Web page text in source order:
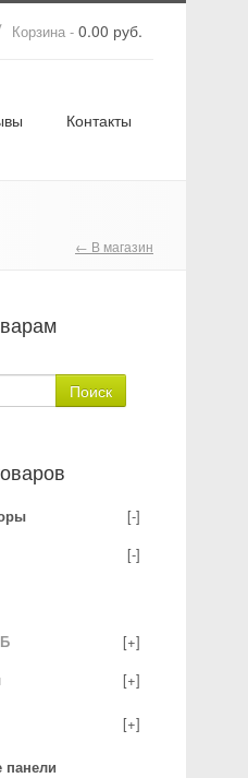
Корзина - 0.00 руб.
Контакты
← В магазин
[-]
[-]
[+]
[+]
[+]